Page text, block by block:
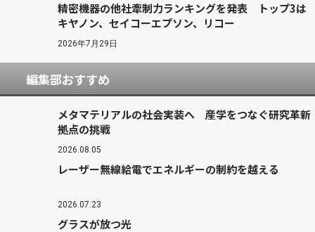
精密機器の他社牽制力ランキングを発表 トップ3は
キヤノン、セイコーエプソン、リコー
2026年7月29日
編集部おすすめ
メタマテリアルの社会実装へ 産学をつなぐ研究革新
拠点の挑戦
2026.08.05
レーザー無線給電でエネルギーの制約を越える
2026.07.23
グラスが放つ光